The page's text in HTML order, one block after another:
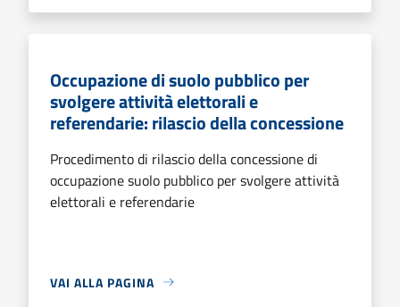
Occupazione di suolo pubblico per
svolgere attività elettorali e
referendarie: rilascio della concessione
Procedimento di rilascio della concessione di
occupazione suolo pubblico per svolgere attività
elettorali e referendarie
VAI ALLA PAGINA